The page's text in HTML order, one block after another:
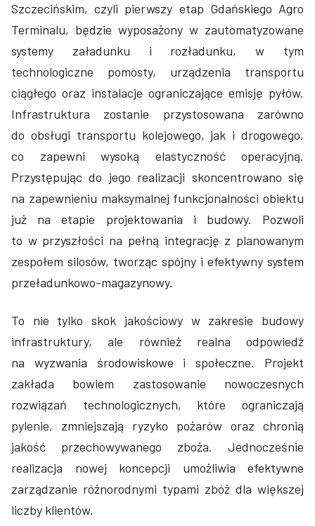
Szczecińskim, czyli pierwszy etap Gdańskiego Agro
Terminalu, będzie wyposażony w zautomatyzowane
systemy załadunku i rozładunku, w tym
technologiczne pomosty, urządzenia transportu
ciągłego oraz instalacje ograniczające emisję pyłów.
Infrastruktura zostanie przystosowana zarówno
do obsługi transportu kolejowego, jak i drogowego,
co zapewni wysoką elastyczność operacyjną.
Przystępując do jego realizacji skoncentrowano się
na zapewnieniu maksymalnej funkcjonalności obiektu
już na etapie projektowania i budowy. Pozwoli
to w przyszłości na pełną integrację z planowanym
zespołem silosów, tworząc spójny i efektywny system
przeładunkowo-magazynowy.
To nie tylko skok jakościowy w zakresie budowy
infrastruktury, ale również realna odpowiedź
na wyzwania środowiskowe i społeczne. Projekt
zakłada bowiem zastosowanie nowoczesnych
rozwiązań technologicznych, które ograniczają
pylenie, zmniejszają ryzyko pożarów oraz chronią
jakość przechowywanego zboża. Jednocześnie
realizacja nowej koncepcji umożliwia efektywne
zarządzanie różnorodnymi typami zbóż dla większej
liczby klientów.